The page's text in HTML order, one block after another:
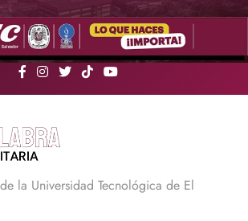
Universitaria
la Universidad Tecnológica de El